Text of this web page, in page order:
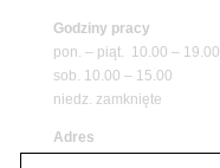
Godziny pracy
pon. – piąt. 10.00 – 19.00
sob. 10.00 – 15.00
niedz. zamknięte
Adres